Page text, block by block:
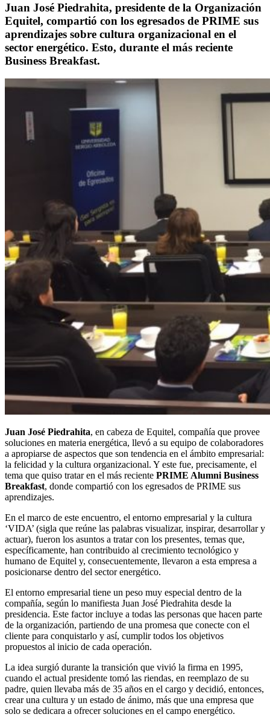
Juan José Piedrahita, presidente de la Organización
Equitel, compartió con los egresados de PRIME sus
aprendizajes sobre cultura organizacional en el
sector energético. Esto, durante el más reciente
Business Breakfast.
Juan José Piedrahita, en cabeza de Equitel, compañía que provee
soluciones en materia energética, llevó a su equipo de colaboradores
a apropiarse de aspectos que son tendencia en el ámbito empresarial:
la felicidad y la cultura organizacional. Y este fue, precisamente, el
tema que quiso tratar en el más reciente PRIME Alumni Business
Breakfast, donde compartió con los egresados de PRIME sus
aprendizajes.
En el marco de este encuentro, el entorno empresarial y la cultura
‘VIDA’ (sigla que reúne las palabras visualizar, inspirar, desarrollar y
actuar), fueron los asuntos a tratar con los presentes, temas que,
específicamente, han contribuido al crecimiento tecnológico y
humano de Equitel y, consecuentemente, llevaron a esta empresa a
posicionarse dentro del sector energético.
El entorno empresarial tiene un peso muy especial dentro de la
compañía, según lo manifiesta Juan José Piedrahita desde la
presidencia. Este factor incluye a todas las personas que hacen parte
de la organización, partiendo de una promesa que conecte con el
cliente para conquistarlo y así, cumplir todos los objetivos
propuestos al inicio de cada operación.
La idea surgió durante la transición que vivió la firma en 1995,
cuando el actual presidente tomó las riendas, en reemplazo de su
padre, quien llevaba más de 35 años en el cargo y decidió, entonces,
crear una cultura y un estado de ánimo, más que una empresa que
solo se dedicara a ofrecer soluciones en el campo energético.